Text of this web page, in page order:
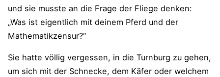
und sie musste an die Frage der Fliege denken:
„Was ist eigentlich mit deinem Pferd und der
Mathematikzensur?“
Sie hatte völlig vergessen, in die Turnburg zu gehen,
um sich mit der Schnecke, dem Käfer oder welchem